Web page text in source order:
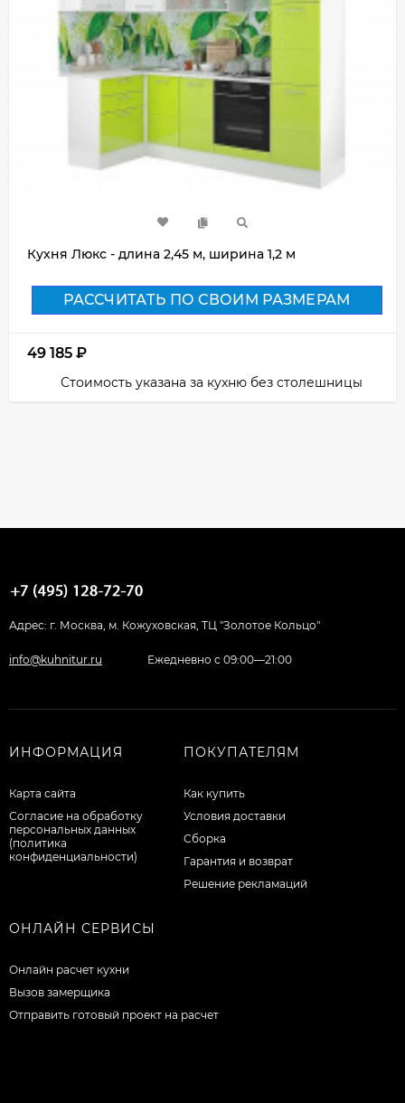
Кухня Люкс - длина 2,45 м, ширина 1,2 м
РАССЧИТАТЬ ПО СВОИМ РАЗМЕРАМ
49 185 ₽
Стоимость указана за кухню без столешницы
Адрес: г. Москва, м. Кожуховская, ТЦ "Золотое Кольцо"
info@kuhnitur.ru Ежедневно с 09:00—21:00
ИНФОРМАЦИЯ
Карта сайта
Согласие на обработку
персональных данных
(политика
конфиденциальности)
ПОКУПАТЕЛЯМ
Как купить
Условия доставки
Сборка
Гарантия и возврат
Решение рекламаций
ОНЛАЙН СЕРВИСЫ
Онлайн расчет кухни
Вызов замерщика
Отправить готовый проект на расчет